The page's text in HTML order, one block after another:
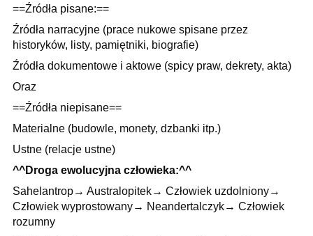
==Źródła pisane:==
Źródła narracyjne (prace nukowe spisane przez
historyków, listy, pamiętniki, biografie)
Źródła dokumentowe i aktowe (spicy praw, dekrety, akta)
Oraz
==Źródła niepisane==
Materialne (budowle, monety, dzbanki itp.)
Ustne (relacje ustne)
^^Droga ewolucyjna człowieka:^^
Sahelantrop→ Australopitek→ Człowiek uzdolniony→
Człowiek wyprostowany→ Neandertalczyk→ Człowiek
rozumny